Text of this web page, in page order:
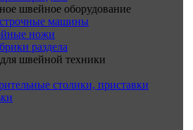
швейное оборудование
машины
ножи
раздела
швейной техники
столики, приставки